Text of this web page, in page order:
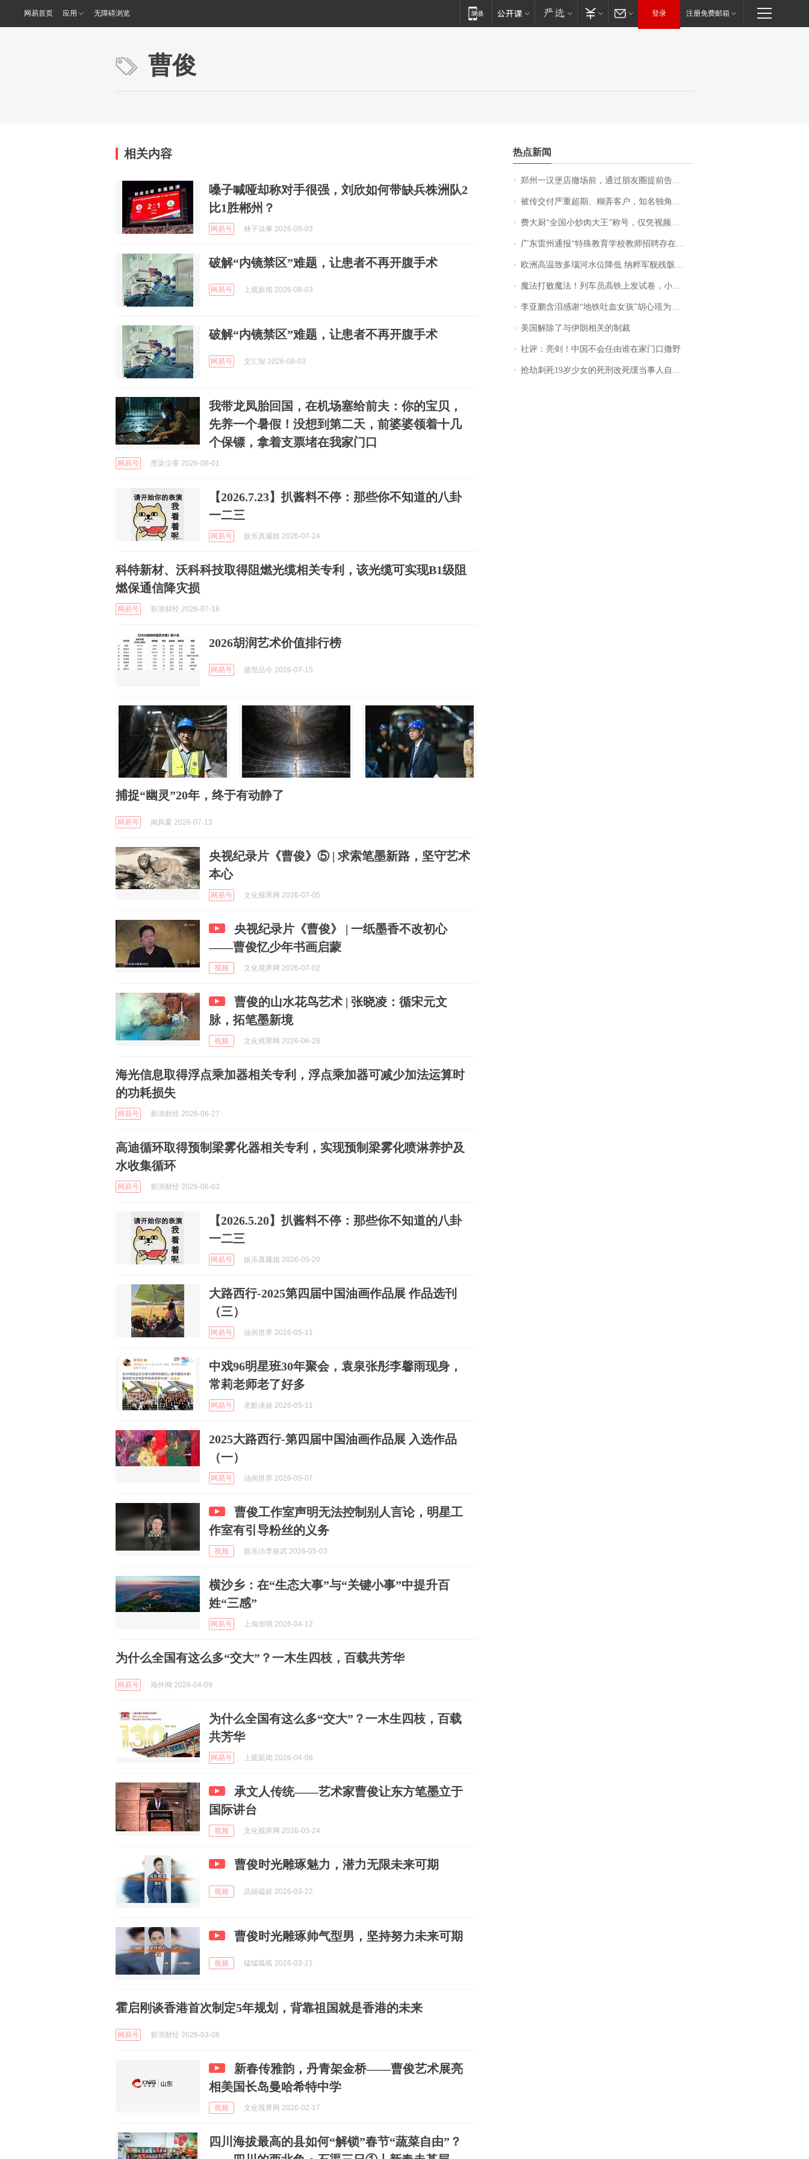
网易首页 应用 无障碍浏览 登录 注册免费邮箱
曹俊
相关内容
嗓子喊哑却称对手很强，刘欣如何带缺兵株洲队2
比1胜郴州？
网易号 林子说事 2026-08-03
破解“内镜禁区”难题，让患者不再开腹手术
网易号 上观新闻 2026-08-03
破解“内镜禁区”难题，让患者不再开腹手术
网易号 文汇报 2026-08-03
我带龙凤胎回国，在机场塞给前夫：你的宝贝，
先养一个暑假！没想到第二天，前婆婆领着十几
个保镖，拿着支票堵在我家门口
网易号 墨染尘香 2026-08-01
【2026.7.23】扒酱料不停：那些你不知道的八卦
一二三
网易号 娱乐真爆姐 2026-07-24
科特新材、沃科科技取得阻燃光缆相关专利，该光缆可实现B1级阻
燃保通信降灾损
网易号 新浪财经 2026-07-18
2026胡润艺术价值排行榜
网易号 盛世品今 2026-07-15
捕捉“幽灵”20年，终于有动静了
网易号 南风窗 2026-07-13
央视纪录片《曹俊》⑤ | 求索笔墨新路，坚守艺术
本心
网易号 文化视界网 2026-07-05
央视纪录片《曹俊》 | 一纸墨香不改初心
——曹俊忆少年书画启蒙
视频 文化视界网 2026-07-02
曹俊的山水花鸟艺术 | 张晓凌：循宋元文
脉，拓笔墨新境
视频 文化视界网 2026-06-28
海光信息取得浮点乘加器相关专利，浮点乘加器可减少加法运算时
的功耗损失
网易号 新浪财经 2026-06-27
高迪循环取得预制梁雾化器相关专利，实现预制梁雾化喷淋养护及
水收集循环
网易号 新浪财经 2026-06-03
【2026.5.20】扒酱料不停：那些你不知道的八卦
一二三
网易号 娱乐真爆姐 2026-05-20
大路西行-2025第四届中国油画作品展 作品选刊
（三）
网易号 油画世界 2026-05-11
中戏96明星班30年聚会，袁泉张彤李馨雨现身，
常莉老师老了好多
网易号 老黯谈娱 2026-05-11
2025大路西行-第四届中国油画作品展 入选作品
（一）
网易号 油画世界 2026-05-07
曹俊工作室声明无法控制别人言论，明星工
作室有引导粉丝的义务
视频 娱乐法李振武 2026-05-03
横沙乡：在“生态大事”与“关键小事”中提升百
姓“三感”
网易号 上海崇明 2026-04-12
为什么全国有这么多“交大”？一木生四枝，百载共芳华
网易号 海外网 2026-04-09
为什么全国有这么多“交大”？一木生四枝，百载
共芳华
网易号 上观新闻 2026-04-08
承文人传统——艺术家曹俊让东方笔墨立于
国际讲台
视频 文化视界网 2026-03-24
曹俊时光雕琢魅力，潜力无限未来可期
视频 晶姐磕娱 2026-03-22
曹俊时光雕琢帅气型男，坚持努力未来可期
视频 猛猛呱呱 2026-03-21
霍启刚谈香港首次制定5年规划，背靠祖国就是香港的未来
网易号 新浪财经 2026-03-08
新春传雅韵，丹青架金桥——曹俊艺术展亮
相美国长岛曼哈希特中学
视频 文化视界网 2026-02-17
四川海拔最高的县如何“解锁”春节“蔬菜自由”？
热点新闻
郑州一汉堡店撤场前，通过朋友圈提前告知逐一退费，有顾客仅剩1元也全被退回，分文不少；顾客：言而有信，让人感动
被传交付严重超期、糊弄客户，知名独角兽车企创始人回应：都没证据，将依法采取措施，“本人长期与美国交管局保持沟通，对方表示肯定”
费大厨“全国小炒肉大王”称号，仅凭视频评出？中国烹饪协会回应
广东雷州通报“特殊教育学校教师招聘存在违规行为”：已启动问责程序 副校长被停职
欧洲高温致多瑙河水位降低 纳粹军舰残骸重见天日
魔法打败魔法！列车员高铁上发试卷，小朋友一秒静音，12306回应：列车员个人行为，不是铁路规定
李亚鹏含泪感谢“地铁吐血女孩”胡心瑶为嫣然天使捐99999元：这份捐赠太沉重，尊重其捐赠意愿，个人向胡心瑶和她的病友之家各捐赠99999元
美国解除了与伊朗相关的制裁
社评：亮剑！中国不会任由谁在家门口撒野
抢劫刺死19岁少女的死刑改死缓当事人自述：出狱11年间始终刻意躲避被害人家属